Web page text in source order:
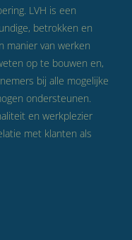
LVH is een
betrokken en
manier van werken
op te bouwen en,
bij alle mogelijke
ondersteunen.
en werkplezier
met klanten als